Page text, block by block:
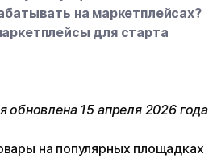
на маркетплейсах?
для старта
обновлена 15 апреля 2026 года
на популярных площадках